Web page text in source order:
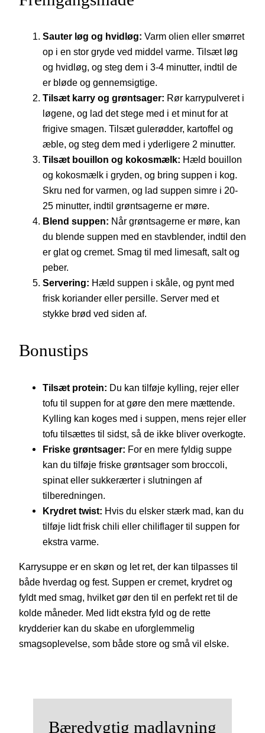
Sauter løg og hvidløg: Varm olien eller smørret
op i en stor gryde ved middel varme. Tilsæt løg
og hvidløg, og steg dem i 3-4 minutter, indtil de
er bløde og gennemsigtige.
Tilsæt karry og grøntsager: Rør karrypulveret i
løgene, og lad det stege med i et minut for at
frigive smagen. Tilsæt gulerødder, kartoffel og
æble, og steg dem med i yderligere 2 minutter.
Tilsæt bouillon og kokosmælk: Hæld bouillon
og kokosmælk i gryden, og bring suppen i kog.
Skru ned for varmen, og lad suppen simre i 20-
25 minutter, indtil grøntsagerne er møre.
Blend suppen: Når grøntsagerne er møre, kan
du blende suppen med en stavblender, indtil den
er glat og cremet. Smag til med limesaft, salt og
peber.
Servering: Hæld suppen i skåle, og pynt med
frisk koriander eller persille. Server med et
stykke brød ved siden af.
Bonustips
Tilsæt protein: Du kan tilføje kylling, rejer eller
tofu til suppen for at gøre den mere mættende.
Kylling kan koges med i suppen, mens rejer eller
tofu tilsættes til sidst, så de ikke bliver overkogte.
Friske grøntsager: For en mere fyldig suppe
kan du tilføje friske grøntsager som broccoli,
spinat eller sukkerærter i slutningen af
tilberedningen.
Krydret twist: Hvis du elsker stærk mad, kan du
tilføje lidt frisk chili eller chiliflager til suppen for
ekstra varme.
Karrysuppe er en skøn og let ret, der kan tilpasses til
både hverdag og fest. Suppen er cremet, krydret og
fyldt med smag, hvilket gør den til en perfekt ret til de
kolde måneder. Med lidt ekstra fyld og de rette
krydderier kan du skabe en uforglemmelig
smagsoplevelse, som både store og små vil elske.
Bæredygtig madlavning